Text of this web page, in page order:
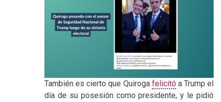
También es cierto que Quiroga felicitóa Trump el
día de su posesión como presidente, y le pidió